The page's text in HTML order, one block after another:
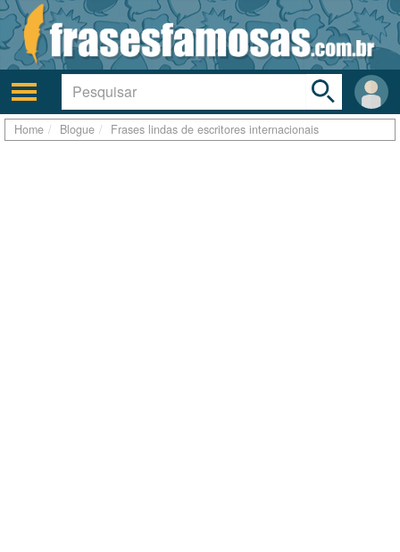
Ativar/desativar
a
navegação
Área
do
Toggle
search
bar
Home Blogue Frases lindas de escritores internacionais